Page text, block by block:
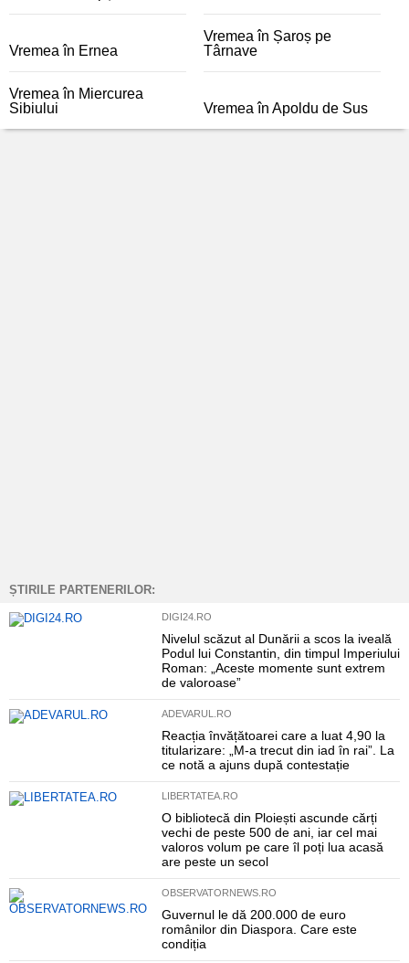
Vremea în Ernea
Vremea în Șaroș pe
Târnave
Vremea în Miercurea
Sibiului
Vremea în Apoldu de Sus
ȘTIRILE PARTENERILOR:
DIGI24.RO
Nivelul scăzut al Dunării a scos la iveală
Podul lui Constantin, din timpul Imperiului
Roman: „Aceste momente sunt extrem
de valoroase”
ADEVARUL.RO
Reacția învățătoarei care a luat 4,90 la
titularizare: „M-a trecut din iad în rai”. La
ce notă a ajuns după contestație
LIBERTATEA.RO
O bibliotecă din Ploiești ascunde cărți
vechi de peste 500 de ani, iar cel mai
valoros volum pe care îl poți lua acasă
are peste un secol
OBSERVATORNEWS.RO
Guvernul le dă 200.000 de euro
românilor din Diaspora. Care este
condiția